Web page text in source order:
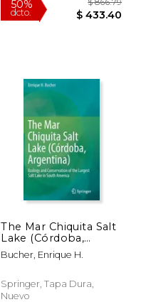
15%
dcto.
The Mar Chiquita Salt
Lake (Córdoba,
Argentina): Ecology
and Conservation of
in South America (en
Inglés)
Bucher, Enrique H.
Springer, Tapa Dura,
Nuevo